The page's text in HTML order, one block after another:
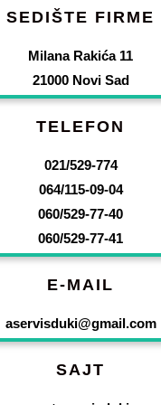
SEDIŠTE FIRME
Milana Rakića 11
21000 Novi Sad
TELEFON
021/529-774
064/115-09-04
060/529-77-40
060/529-77-41
E-MAIL
aservisduki@gmail.com
SAJT